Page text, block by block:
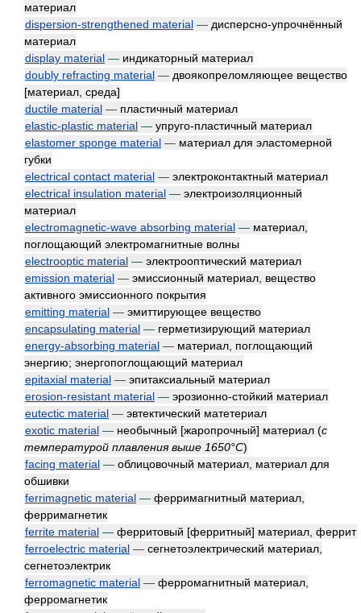
материал
dispersion-strengthened material — дисперсно-упрочнённый
материал
display material — индикаторный материал
doubly refracting material — двоякопреломляющее вещество
[материал, среда]
ductile material — пластичный материал
elastic-plastic material — упруго-пластичный материал
elastomer sponge material — материал для эластомерной
губки
electrical contact material — электроконтактный материал
electrical insulation material — электроизоляционный
материал
electromagnetic-wave absorbing material — материал,
поглощающий электромагнитные волны
electrooptic material — электрооптический материал
emission material — эмиссионный материал, вещество
активного эмиссионного покрытия
emitting material — эмиттирующее вещество
encapsulating material — герметизирующий материал
energy-absorbing material — материал, поглощающий
энергию; энергопоглощающий материал
epitaxial material — эпитаксиальный материал
erosion-resistant material — эрозионно-стойкий материал
eutectic material — эвтектический матетериал
exotic material — необычный [жаропрочный] материал (с
температурой плавления выше 1650°C)
facing material — облицовочный материал, материал для
обшивки
ferrimagnetic material — ферримагнитный материал,
ферримагнетик
ferrite material — ферритовый [ферритный] материал, феррит
ferroelectric material — сегнетоэлектрический материал,
сегнетоэлектрик
ferromagnetic material — ферромагнитный материал,
ферромагнетик